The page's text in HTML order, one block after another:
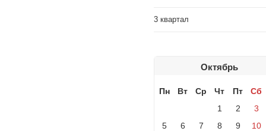
3 квартал
Октябрь
Пн Вт Ср Чт Пт
Сб
1
2
3
5
6 7 8 9
10